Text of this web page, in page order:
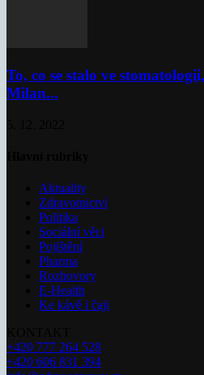
To, co se stalo ve
Milan...
Aktuality
Zdravotnictví
Politika
Sociální věci
Pojištění
Pharma
Rozhovory
E-Health
Ke kávě i čaji
+420 777 264 528
+420 606 831 394